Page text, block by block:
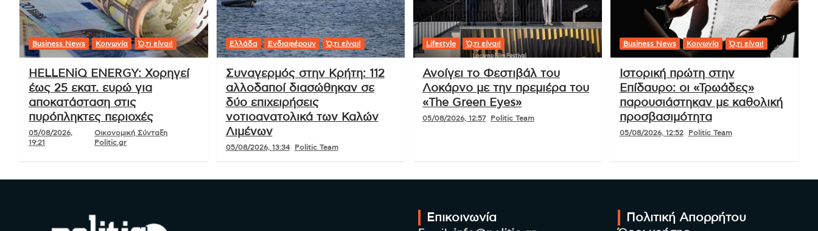
Business News Κοινωνία Ό,τι είναι!
HELLENiQ ENERGY: Χορηγεί
έως 25 εκατ. ευρώ για
αποκατάσταση στις
πυρόπληκτες περιοχές
05/08/2026,
19:21
Οικονομική Σύνταξη
Politic.gr
Ελλάδα Ενδιαφέρουν Ό,τι είναι!
Συναγερμός στην Κρήτη: 112
αλλοδαποί διασώθηκαν σε
δύο επιχειρήσεις
νοτιοανατολικά των Καλών
Λιμένων
05/08/2026, 13:34 Politic Team
Lifestyle Ό,τι είναι!
Ανοίγει το Φεστιβάλ του
Λοκάρνο με την πρεμιέρα του
«The Green Eyes»
05/08/2026, 12:57 Politic Team
Business News Κοινωνία Ό,τι είναι!
Ιστορική πρώτη στην
Επίδαυρο: οι «Τρωάδες»
παρουσιάστηκαν με καθολική
προσβασιμότητα
05/08/2026, 12:52 Politic Team
Επικοινωνία Πολιτική Απορρήτου